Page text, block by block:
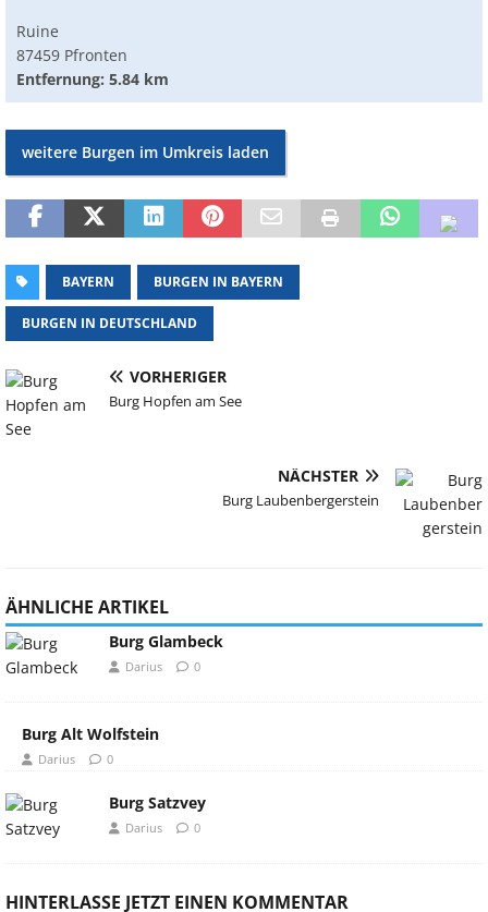
Ruine
87459 Pfronten
Entfernung: 5.84 km
weitere Burgen im Umkreis laden
BAYERN BURGEN IN BAYERN
BURGEN IN DEUTSCHLAND
VORHERIGER
Burg Hopfen am See
NÄCHSTER
Burg Laubenbergerstein
ÄHNLICHE ARTIKEL
Burg Glambeck
Darius 0
Burg Alt Wolfstein
Darius 0
Burg Satzvey
Darius 0
HINTERLASSE JETZT EINEN KOMMENTAR